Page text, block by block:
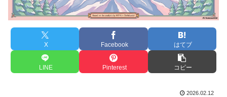
X Facebook はてブ
LINE Pinterest コピー
2026.02.12